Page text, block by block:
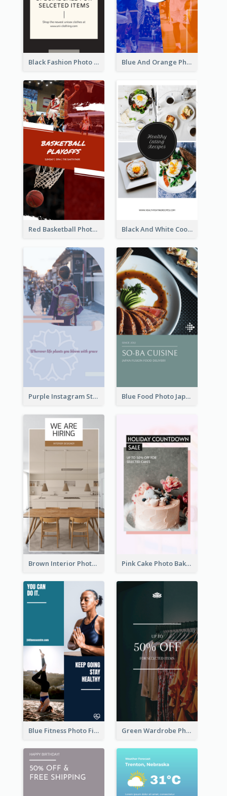
Black Fashion Photo Special Sale Instagram Story Blue And Orange Photo Basketball Match Instagram Story
Red Basketball Photo Basketball Playoffs Instagram Story Black And White Cooking Recipes Instagram Story
Purple Instagram Story Blue Food Photo Japan Cuisine Instagram Story
Brown Interior Photo Hiring Instagram Story Pink Cake Photo Bakery Instagram Story
Blue Fitness Photo Fitness Class Instagram Story Green Wardrobe Photo Shopping Sale Instagram Story